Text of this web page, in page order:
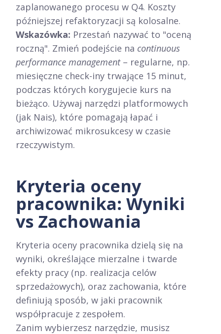
zaplanowanego procesu w Q4. Koszty
późniejszej refaktoryzacji są kolosalne.
Wskazówka: Przestań nazywać to "oceną
roczną". Zmień podejście na continuous
performance management– regularne, np.
miesięczne check-iny trwające 15 minut,
podczas których korygujecie kurs na
bieżąco. Używaj narzędzi platformowych
(jak Nais), które pomagają łapać i
archiwizować mikrosukcesy w czasie
rzeczywistym.
Kryteria oceny
pracownika: Wyniki
vs Zachowania
Kryteria oceny pracownika dzielą się na
wyniki, określające mierzalne i twarde
efekty pracy (np. realizacja celów
sprzedażowych), oraz zachowania, które
definiują sposób, w jaki pracownik
współpracuje z zespołem.
Zanim wybierzesz narzędzie, musisz